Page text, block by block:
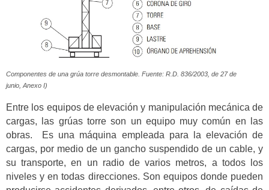
Componentes de una grúa torre desmontable. Fuente: R.D. 836/2003, de 27 de
junio, Anexo I)
Entre los equipos de elevación y manipulación mecánica de
cargas, las grúas torre son un equipo muy común en las
obras. Es una máquina empleada para la elevación de
cargas, por medio de un gancho suspendido de un cable, y
su transporte, en un radio de varios metros, a todos los
niveles y en todas direcciones. Son equipos donde pueden